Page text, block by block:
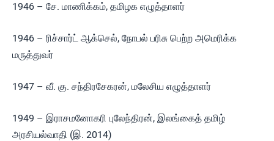
1946 – சே. மாணிக்கம், தமிழக எழுத்தாளர்
1946 – ரிச்சார்ட் ஆக்செல், நோபல் பரிசு பெற்ற அமெரிக்க
மருத்துவர்
1947 – வீ. கு. சந்திரசேகரன், மலேசிய எழுத்தாளர்
1949 – இராசமனோகரி புலேந்திரன், இலங்கைத் தமிழ்
அரசியல்வாதி (இ. 2014)